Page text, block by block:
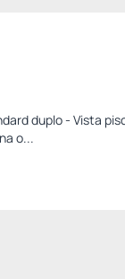
duplo - Vista
o...